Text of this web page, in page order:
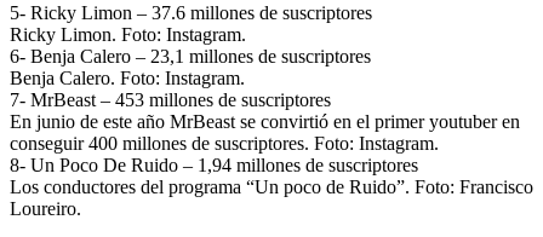
5- Ricky Limon – 37.6 millones de suscriptores
Ricky Limon. Foto: Instagram.
6- Benja Calero – 23,1 millones de suscriptores
Benja Calero. Foto: Instagram.
7- MrBeast – 453 millones de suscriptores
En junio de este año MrBeast se convirtió en el primer youtuber en
conseguir 400 millones de suscriptores. Foto: Instagram.
8- Un Poco De Ruido – 1,94 millones de suscriptores
Los conductores del programa “Un poco de Ruido”. Foto: Francisco
Loureiro.